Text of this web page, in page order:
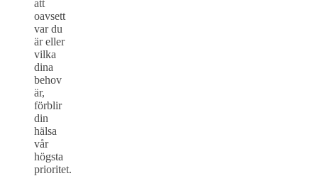
att
oavsett
var du
är eller
vilka
dina
behov
är,
förblir
din
hälsa
vår
högsta
prioritet.